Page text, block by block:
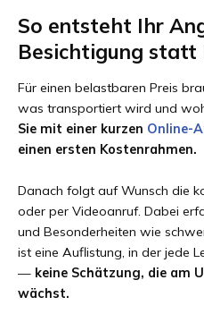
So entsteht Ihr
Besichtigung statt
Für einen belastbaren Preis
was transportiert wird und
Sie mit einer kurzen Online-
einen ersten Kostenrahmen.
Danach folgt auf Wunsch die
oder per Videoanruf. Dabei
und Besonderheiten wie
ist eine Auflistung, in der jede
— keine Schätzung, die am
wächst.